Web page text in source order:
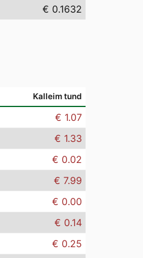
€ 0.1632
Kalleim tund
€ 1.07
€ 1.33
€ 0.02
€ 7.99
€ 0.00
€ 0.14
€ 0.25